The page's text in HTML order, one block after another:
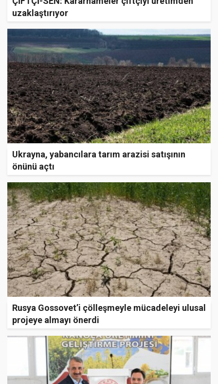
uzaklaştırıyor
Ukrayna, yabancılara tarım arazisi satışının
önünü açtı
Rusya Gossovet’i çölleşmeyle mücadeleyi ulusal
projeye almayı önerdi